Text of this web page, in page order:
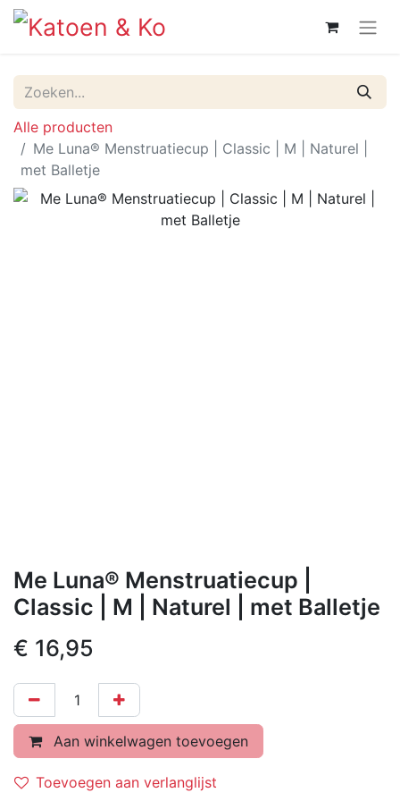
Alle producten
Me Luna® Menstruatiecup | Classic | M | Naturel |
met Balletje
Me Luna® Menstruatiecup |
Classic | M | Naturel | met Balletje
€ 16,95
Aan winkelwagen toevoegen
Toevoegen aan verlanglijst